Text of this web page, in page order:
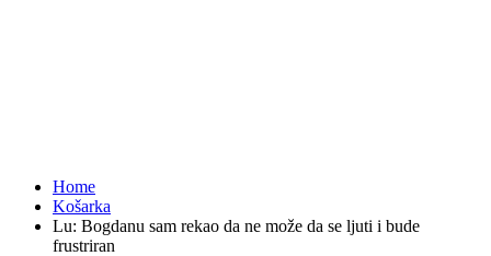
Home
Košarka
Lu: Bogdanu sam rekao da ne može da se ljuti i bude
frustriran